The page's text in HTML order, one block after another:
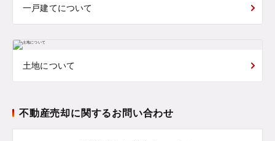
一戸建てについて
土地について
不動産売却に関するお問い合わせ